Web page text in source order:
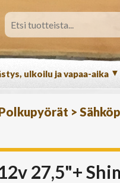
ulkoilu ja vapaa-aika ▼
>
27,5"+